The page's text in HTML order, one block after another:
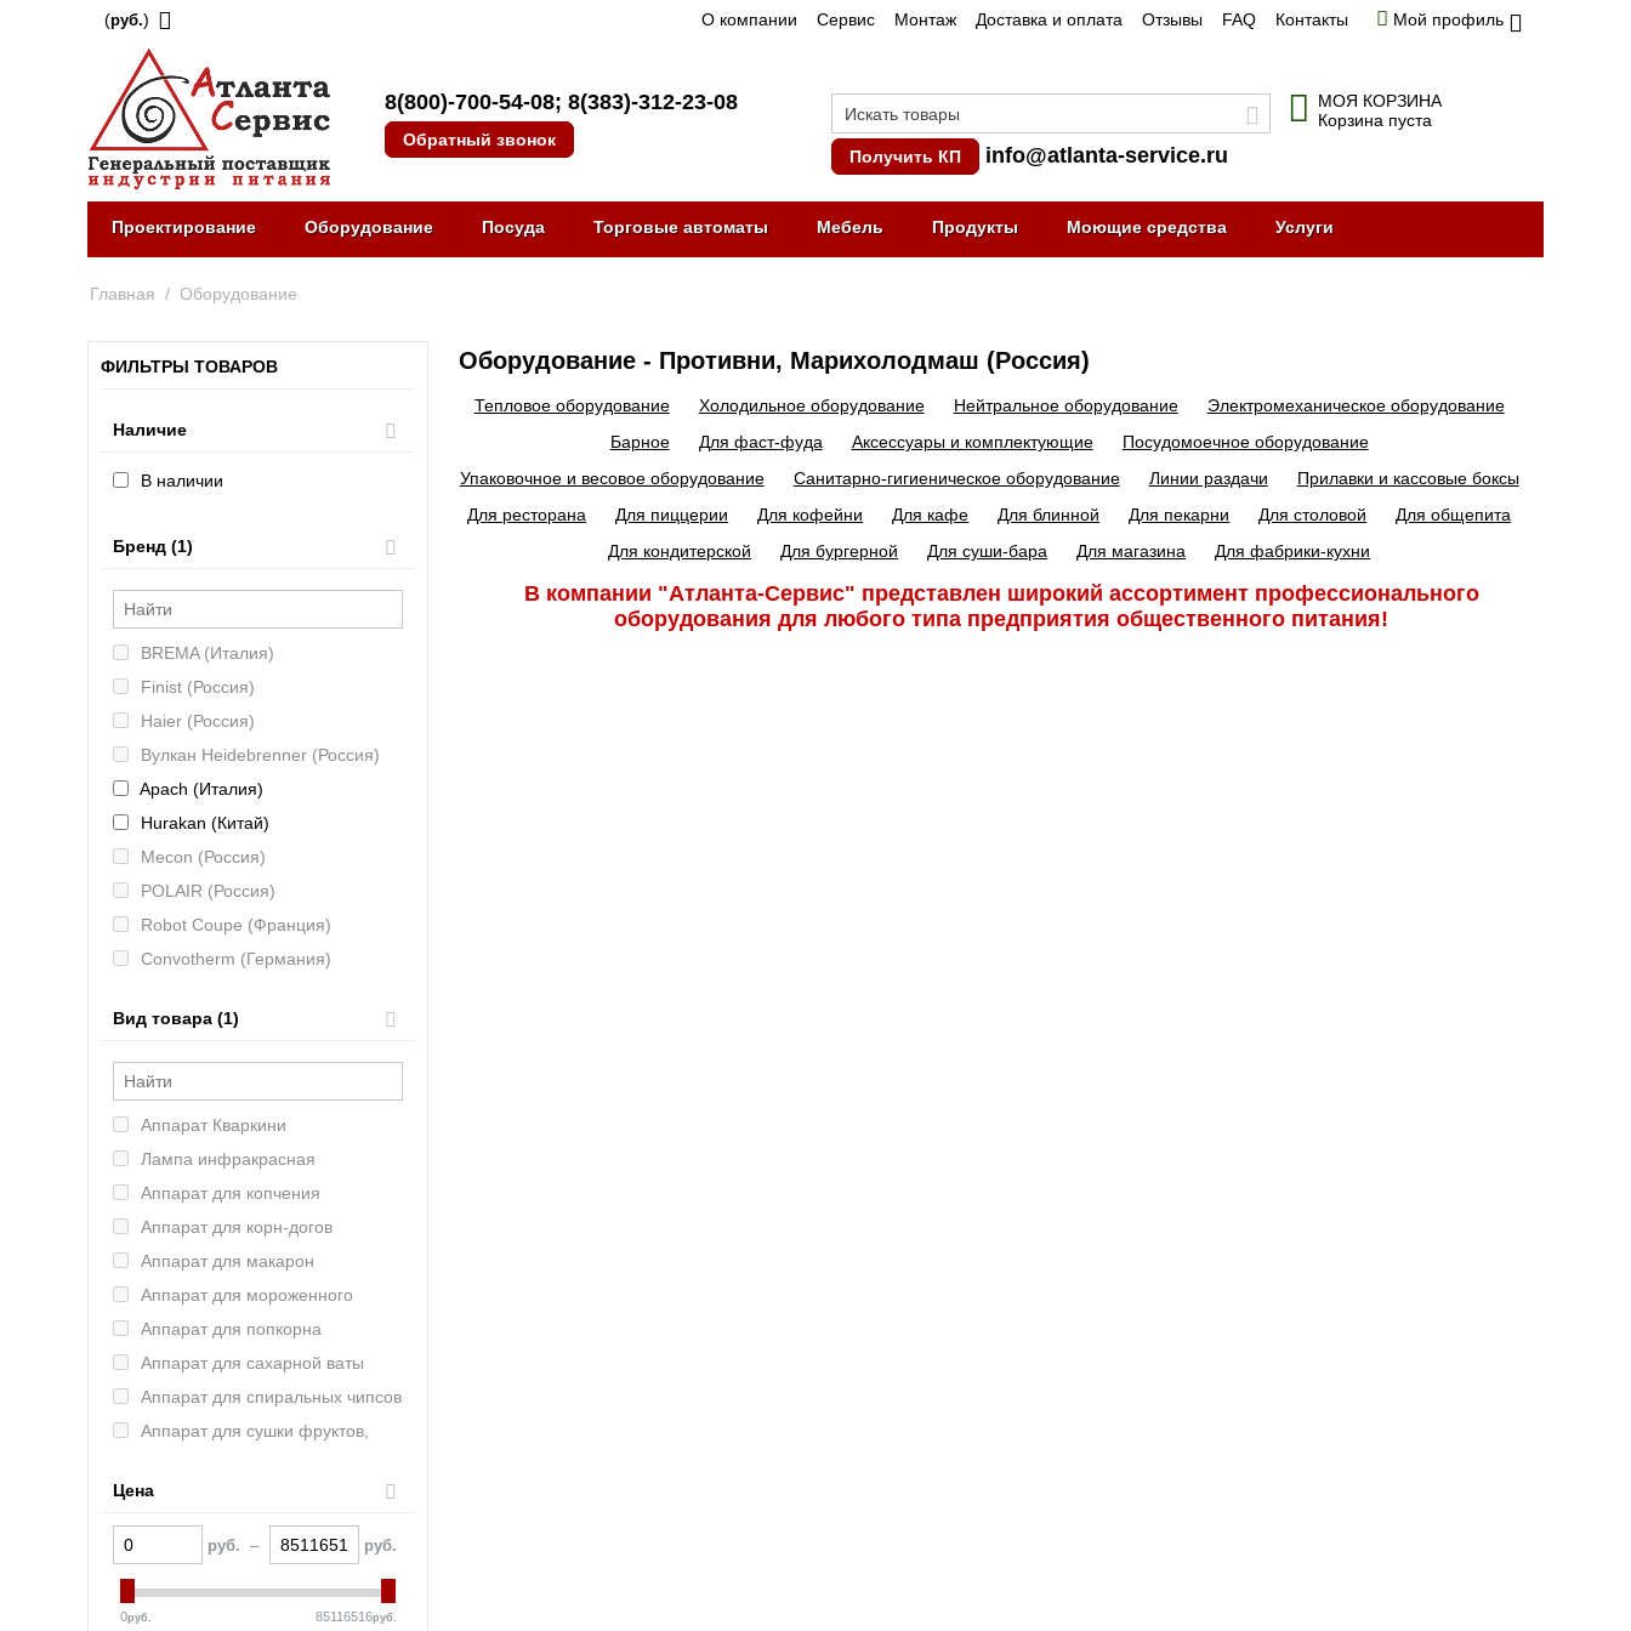
(руб.) О компании Сервис Монтаж Доставка и оплата Отзывы FAQ Контакты Мой профиль
8(800)-700-54-08; 8(383)-312-23-08
Обратный звонок
Получить КП
info@atlanta-service.ru
МОЯ КОРЗИНА
Корзина пуста
Проектирование Оборудование Посуда Торговые автоматы Мебель Продукты Моющие средства Услуги
Главная / Оборудование
ФИЛЬТРЫ ТОВАРОВ
Наличие
В наличии
Бренд (1)
BREMA (Италия)
Finist (Россия)
Haier (Россия)
Вулкан Heidebrenner (Россия)
Apach (Италия)
Hurakan (Китай)
Mecon (Россия)
POLAIR (Россия)
Robot Coupe (Франция)
Convotherm (Германия)
MAS (Россия)
CAS
Refettorio (Челябторгтехника)
ASSUM (Россия)
AtollSpeed
ROBOLABS (Россия)
FAGOR (Испания)
VIATTO (Китай)
Haier (Китай)
VOLDONE (Россия)
Schaerer (Германия)
FROSTOR (Россия)
Полюс (Россия)
Bartscher (Германия)
KAYMAN (Россия)
Вид товара (1)
Аппарат Кваркини
Лампа инфракрасная
Аппарат для копчения
Аппарат для корн-догов
Аппарат для макарон
Аппарат для мороженного
Аппарат для попкорна
Аппарат для сахарной ваты
Аппарат для спиральных чипсов
Аппарат для сушки фруктов,
Аппарат для хот-догов
Аппарат для шаурмы
Аппарат контактной обработки
Аппарат термоупаковочный
Аппарат укупорочный
Цена
руб. – руб.
0руб. 85116516руб.
Оборудование - Противни, Марихолодмаш (Россия)
Тепловое оборудование Холодильное оборудование Нейтральное оборудование
Электромеханическое оборудование
Барное
Для фаст-фуда Аксессуары и комплектующие
Посудомоечное оборудование
Упаковочное и весовое оборудование
Санитарно-гигиеническое оборудование Линии раздачи
Прилавки и кассовые боксы
Для ресторана
Для пиццерии Для кофейни Для кафе Для блинной Для пекарни Для столовой
Для общепита
Для кондитерской
Для бургерной Для суши-бара Для магазина Для фабрики-кухни
В компании "Атланта-Сервис" представлен широкий ассортимент профессиональ­ного
оборудования для любого типа предприятия общественного питания!